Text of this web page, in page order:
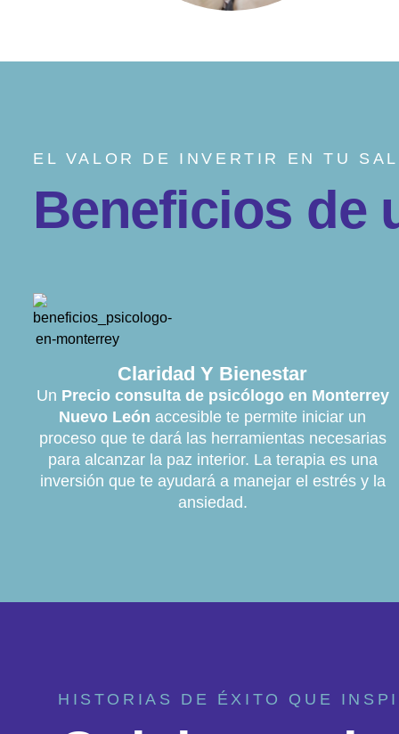
EL VALOR DE INVERTIR EN TU
Beneficios de
Claridad Y Bienestar
Un Precio consulta de psicólogo en Monterrey
Nuevo León accesible te permite iniciar un
proceso que te dará las herramientas necesarias
para alcanzar la paz interior. La terapia es una
inversión que te ayudará a manejar el estrés y la
ansiedad.
HISTORIAS DE ÉXITO QUE